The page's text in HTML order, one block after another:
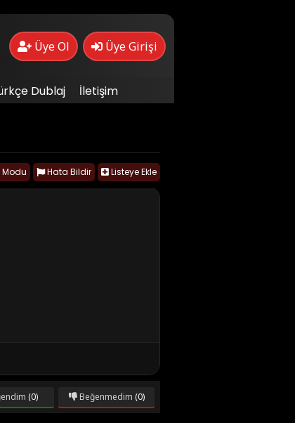
Üye Ol Üye Girişi
Dublaj İletişim
Listeye Ekle
Hata Bildir
(0) Beğenmedim (0)